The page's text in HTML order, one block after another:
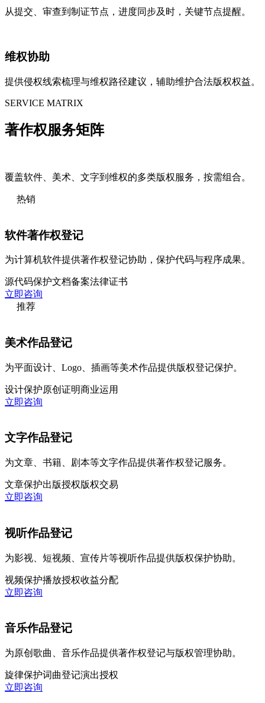
从提交、审查到制证节点，进度同步及时，关键节点提醒。
维权协助
提供侵权线索梳理与维权路径建议，辅助维护合法版权权益。
SERVICE MATRIX
著作权服务矩阵
覆盖软件、美术、文字到维权的多类版权服务，按需组合。
热销
软件著作权登记
为计算机软件提供著作权登记协助，保护代码与程序成果。
源代码保护文档备案法律证书
立即咨询
推荐
美术作品登记
为平面设计、Logo、插画等美术作品提供版权登记保护。
设计保护原创证明商业运用
立即咨询
文字作品登记
为文章、书籍、剧本等文字作品提供著作权登记服务。
文章保护出版授权版权交易
立即咨询
视听作品登记
为影视、短视频、宣传片等视听作品提供版权保护协助。
视频保护播放授权收益分配
立即咨询
音乐作品登记
为原创歌曲、音乐作品提供著作权登记与版权管理协助。
旋律保护词曲登记演出授权
立即咨询